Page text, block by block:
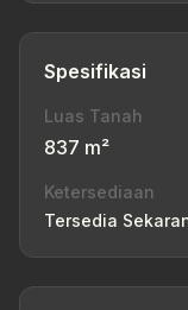
Spesifikasi
Luas Tanah
837 m²
Ketersediaan
Tersedia